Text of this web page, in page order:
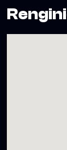
Daugiau
Gauk PROMO
SESTADIENIS
Daugiau
Soho
miesto